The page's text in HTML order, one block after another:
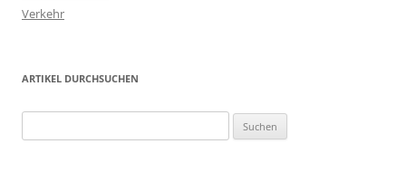
Verkehr
ARTIKEL DURCHSUCHEN
nach: